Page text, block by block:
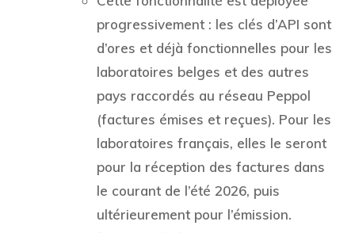
progressivement : les clés d’API sont
d’ores et déjà fonctionnelles pour les
laboratoires belges et des autres
pays raccordés au réseau Peppol
(factures émises et reçues). Pour les
laboratoires français, elles le seront
pour la réception des factures dans
le courant de l’été 2026, puis
ultérieurement pour l’émission.